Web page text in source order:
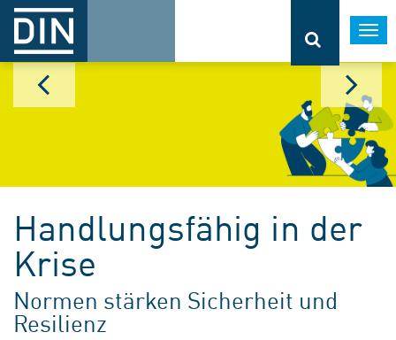
Handlungsfähig in der
Krise
Normen stärken Sicherheit und
Resilienz